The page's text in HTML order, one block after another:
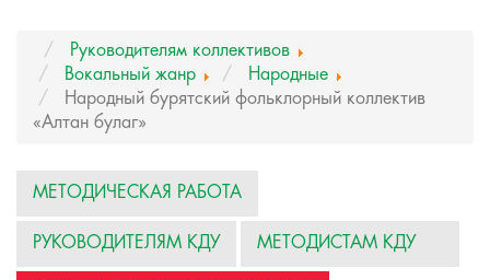
Руководителям коллективов
Вокальный жанр
Народные
Народный бурятский фольклорный коллектив
«Алтан булаг»
МЕТОДИЧЕСКАЯ РАБОТА
РУКОВОДИТЕЛЯМ КДУ МЕТОДИСТАМ КДУ